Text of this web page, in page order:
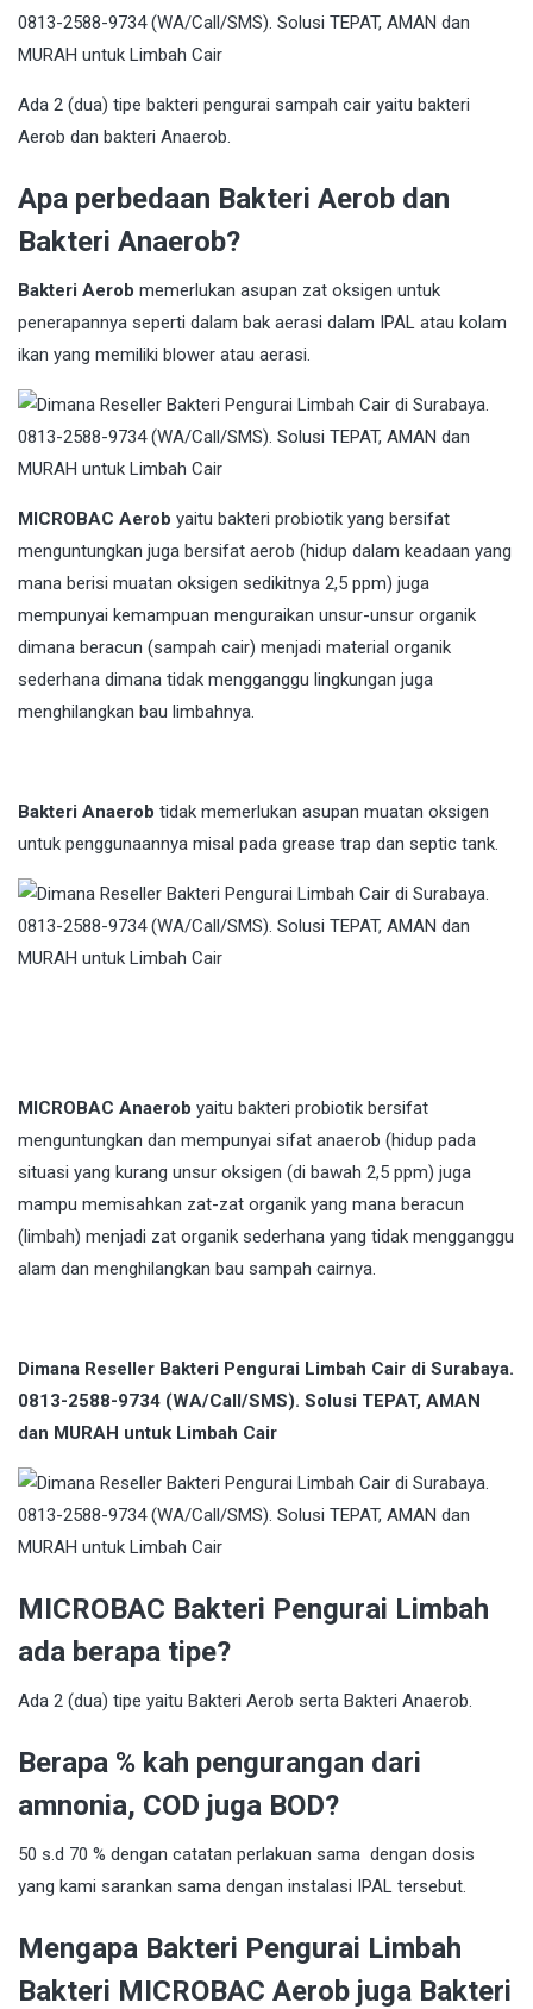
Ada 2 (dua) tipe bakteri pengurai sampah cair yaitu bakteri
Aerob dan bakteri Anaerob.
Apa perbedaan Bakteri Aerob dan
Bakteri Anaerob?
Bakteri Aerob memerlukan asupan zat oksigen untuk
penerapannya seperti dalam bak aerasi dalam IPAL atau kolam
ikan yang memiliki blower atau aerasi.
MICROBAC Aerob yaitu bakteri probiotik yang bersifat
menguntungkan juga bersifat aerob (hidup dalam keadaan yang
mana berisi muatan oksigen sedikitnya 2,5 ppm) juga
mempunyai kemampuan menguraikan unsur-unsur organik
dimana beracun (sampah cair) menjadi material organik
sederhana dimana tidak mengganggu lingkungan juga
menghilangkan bau limbahnya.
Bakteri Anaerob tidak memerlukan asupan muatan oksigen
untuk penggunaannya misal pada grease trap dan septic tank.
MICROBAC Anaerob yaitu bakteri probiotik bersifat
menguntungkan dan mempunyai sifat anaerob (hidup pada
situasi yang kurang unsur oksigen (di bawah 2,5 ppm) juga
mampu memisahkan zat-zat organik yang mana beracun
(limbah) menjadi zat organik sederhana yang tidak mengganggu
alam dan menghilangkan bau sampah cairnya.
Dimana Reseller Bakteri Pengurai Limbah Cair di Surabaya.
0813-2588-9734 (WA/Call/SMS). Solusi TEPAT, AMAN
dan MURAH untuk Limbah Cair
MICROBAC Bakteri Pengurai Limbah
ada berapa tipe?
Ada 2 (dua) tipe yaitu Bakteri Aerob serta Bakteri Anaerob.
Berapa % kah pengurangan dari
amnonia, COD juga BOD?
50 s.d 70 % dengan catatan perlakuan sama dengan dosis
yang kami sarankan sama dengan instalasi IPAL tersebut.
Mengapa Bakteri Pengurai Limbah
Bakteri MICROBAC Aerob juga Bakteri